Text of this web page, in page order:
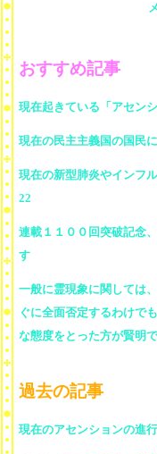
おすすめ記事
現在起きている「アセン
現在の民主主義国の国民
現在の新型肺炎やインフ
22
連載１１００回突破記念
す
一般に霊現象に関しては
ぐに全面否定するわけで
な態度をとった方が賢明
過去の記事
現在のアセンションの進